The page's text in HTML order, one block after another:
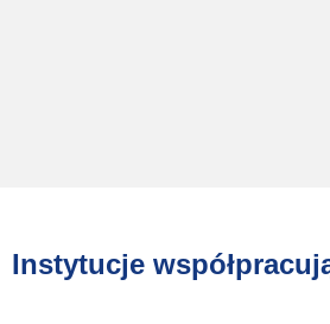
Instytucje